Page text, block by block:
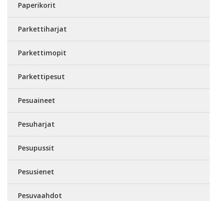
Paperikorit
Parkettiharjat
Parkettimopit
Parkettipesut
Pesuaineet
Pesuharjat
Pesupussit
Pesusienet
Pesuvaahdot